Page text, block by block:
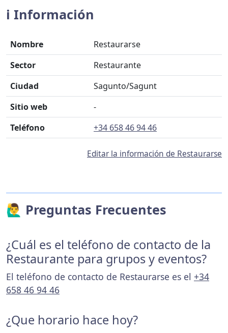
ℹ️ Información
Nombre
Restaurarse
Sector
Restaurante
Ciudad
Sagunto/Sagunt
Sitio web
-
Teléfono
+34 658 46 94 46
Editar la información de Restaurarse
🙋‍♂️ Preguntas Frecuentes
¿Cuál es el teléfono de contacto de la
Restaurante para grupos y eventos?
El teléfono de contacto de Restaurarse es el +34
658 46 94 46
¿Que horario hace hoy?